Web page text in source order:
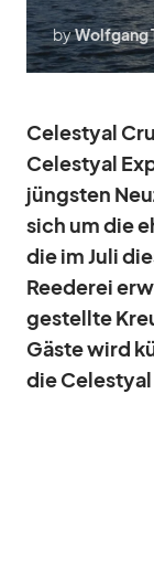
byWolfgang
Ce­les­tyal
Ce­les­tyal
jüngs­ten
sich um die
die im Juli
Ree­de­rei
ge­stellte
Gäste wird
die